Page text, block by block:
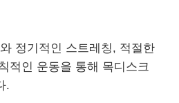
정기적인 스트레칭, 적절한
적인 운동을 통해 목디스크
.